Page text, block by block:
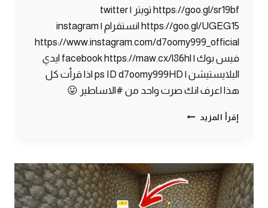
https://goo.gl/sr19bf تويتر | twitter
https://goo.gl/UGEG15 انستقرام | instagram
https://www.instagram.com/d7oomy999_official
فيس بوك | facebook https://maw.cx/l86hl ايدي
البلايستيشن | ps ID d7oomy999HD اذا قرأت كل
هذا اعرف انك صرت واحد من #الاساطير 😛
إقرأ المزيد ماين
لقيت
الخروف
النادر
!